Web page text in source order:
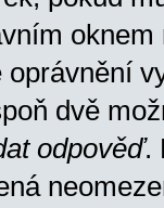
oknem
dvě
odpověď.